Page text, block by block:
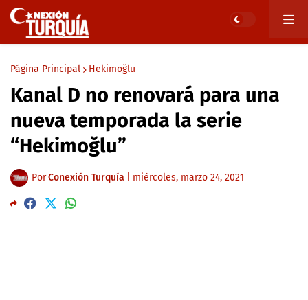
Página Principal Hekimoğlu
Kanal D no renovará para una
nueva temporada la serie
“Hekimoğlu”
PorConexión Turquía miércoles, marzo 24, 2021